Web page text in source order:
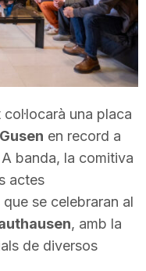
una placa
en record a
banda, la comitiva
actes
se celebraran al
, amb la
de diversos